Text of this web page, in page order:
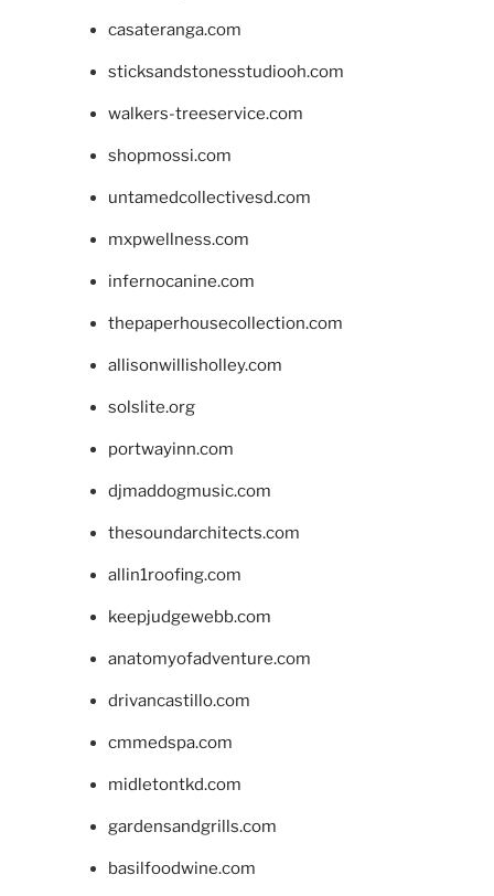
casateranga.com
sticksandstonesstudiooh.com
walkers-treeservice.com
shopmossi.com
untamedcollectivesd.com
mxpwellness.com
infernocanine.com
thepaperhousecollection.com
allisonwillisholley.com
solslite.org
portwayinn.com
djmaddogmusic.com
thesoundarchitects.com
allin1roofing.com
keepjudgewebb.com
anatomyofadventure.com
drivancastillo.com
cmmedspa.com
midletontkd.com
gardensandgrills.com
basilfoodwine.com